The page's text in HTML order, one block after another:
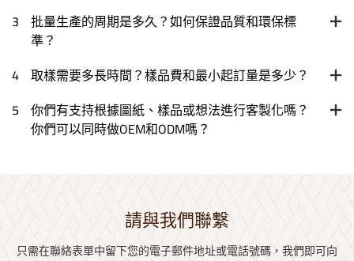
3 批量生產的周期是多久？如何保證品質和環保標
準？
4 取樣需要多長時間？樣品費和最小起訂量是多少？
5 你們有支持根據圖紙、樣品或想法進行客製化嗎？
你們可以同時做OEM和ODM嗎？
請與我們聯繫
只需在聯絡表單中留下您的電子郵件地址或電話號碼，我們即可向